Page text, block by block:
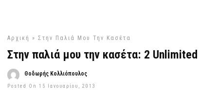
Αρχική » Στην Παλιά Μου Την Κασέτα
Στην παλιά μου την κασέτα: 2 Unlimited
Θοδωρής Κολλιόπουλος
Posted On 15 Ιανουαρίου, 2013